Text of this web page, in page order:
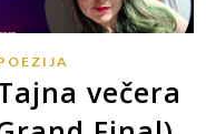
večera